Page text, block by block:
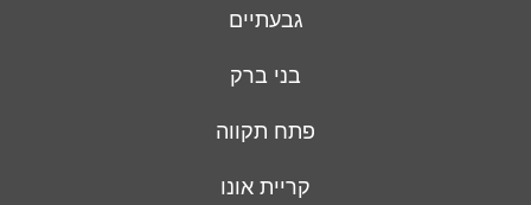
גבעתיים
בני ברק
פתח תקווה
קריית אונו